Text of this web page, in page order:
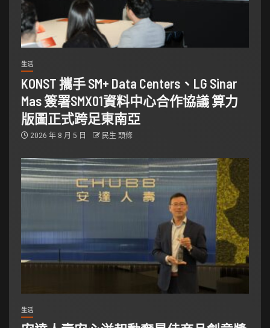
生活
KONST 攜手 SM+ Data Centers、LG Sinar
Mas 簽署SMX01資料中心合作協議 算力
版圖正式跨足東南亞
2026 年 8 月 5 日 民生 頭條
生活